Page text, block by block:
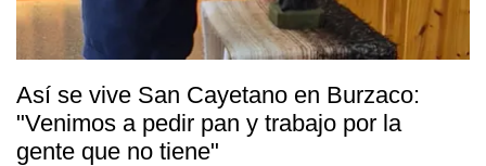
Así se vive San Cayetano en Burzaco:
"Venimos a pedir pan y trabajo por la
gente que no tiene"